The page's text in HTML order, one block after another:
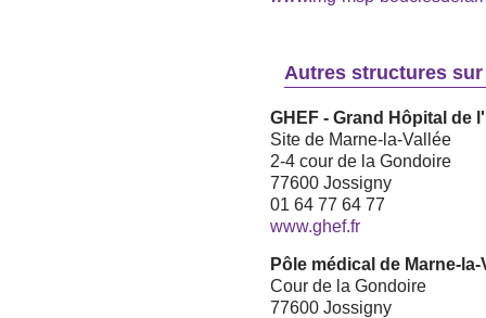
Autres structures
GHEF - Grand Hôpital de
Site de Marne-la-Vallée
2-4 cour de la Gondoire
77600 Jossigny
01 64 77 64 77
www.ghef.fr
Pôle médical de Marne-
Cour de la Gondoire
77600 Jossigny